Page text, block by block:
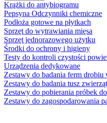
Krążki do antybiogramu
Pepsyna Odczynniki chemiczne
Podłoża gotowe na płytkach
Sprzęt do wytrawiania mięsa
Sprzęt jednorazowego użytku
Środki do ochrony i higieny
Testy do kontroli czystości
Urządzenia dedykowane
Zestawy do badania ferm
Zestawy do badania tusz
Zestawy do pobierania próbek
Zestawy do zagospodarowania